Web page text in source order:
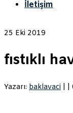
İletişim
25 Eki 2019
fıstıklı
Yazarı: baklavaci